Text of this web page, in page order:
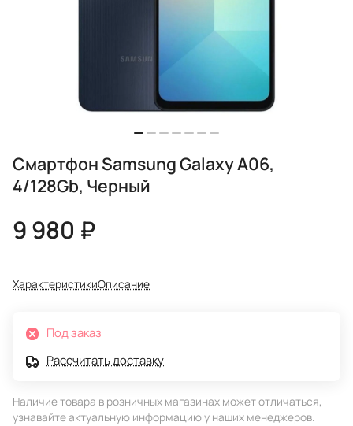
Смартфон Samsung Galaxy A06,
4/128Gb, Черный
9 980 ₽
ХарактеристикиОписание
Под заказ
Рассчитать доставку
Наличие товара в розничных магазинах может отличаться,
узнавайте актуальную информацию у наших менеджеров.